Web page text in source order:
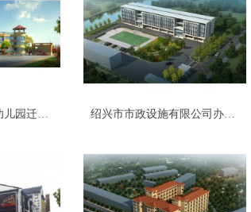
新昌县儒岙镇中心幼儿园迁建工程 绍兴市市政设施有限公司办公楼